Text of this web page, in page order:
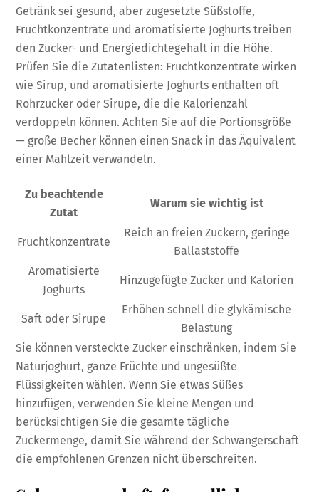
Getränk sei gesund, aber zugesetzte Süßstoffe,
Fruchtkonzentrate und aromatisierte Joghurts treiben
den Zucker- und Energiedichtegehalt in die Höhe.
Prüfen Sie die Zutatenlisten: Fruchtkonzentrate wirken
wie Sirup, und aromatisierte Joghurts enthalten oft
Rohrzucker oder Sirupe, die die Kalorienzahl
verdoppeln können. Achten Sie auf die Portionsgröße
— große Becher können einen Snack in das Äquivalent
einer Mahlzeit verwandeln.
Zu beachtende
Zutat
Warum sie wichtig ist
Fruchtkonzentrate
Reich an freien Zuckern, geringe
Ballaststoffe
Aromatisierte
Joghurts
Hinzugefügte Zucker und Kalorien
Saft oder Sirupe
Erhöhen schnell die glykämische
Belastung
Sie können versteckte Zucker einschränken, indem Sie
Naturjoghurt, ganze Früchte und ungesüßte
Flüssigkeiten wählen. Wenn Sie etwas Süßes
hinzufügen, verwenden Sie kleine Mengen und
berücksichtigen Sie die gesamte tägliche
Zuckermenge, damit Sie während der Schwangerschaft
die empfohlenen Grenzen nicht überschreiten.